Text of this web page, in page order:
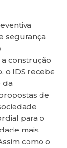
segurança
construção
o IDS recebe
da
de
para o
mais
como o